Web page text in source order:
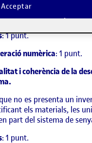
el desenvolupament
compartir històries.
: 1 punt.
numèrica: 1 punt.
i coherència de la
no es presenta un
els materials, les
part del sistema de
: 1 punt.
Acceptar